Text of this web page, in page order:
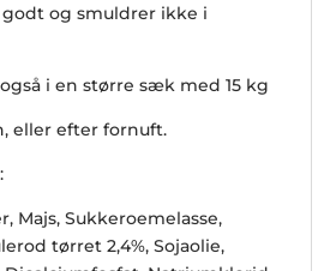
og smuldrer ikke i
i en større sæk med 15 kg
eller efter fornuft.
Majs, Sukkeroemelasse,
tørret 2,4%, Sojaolie,